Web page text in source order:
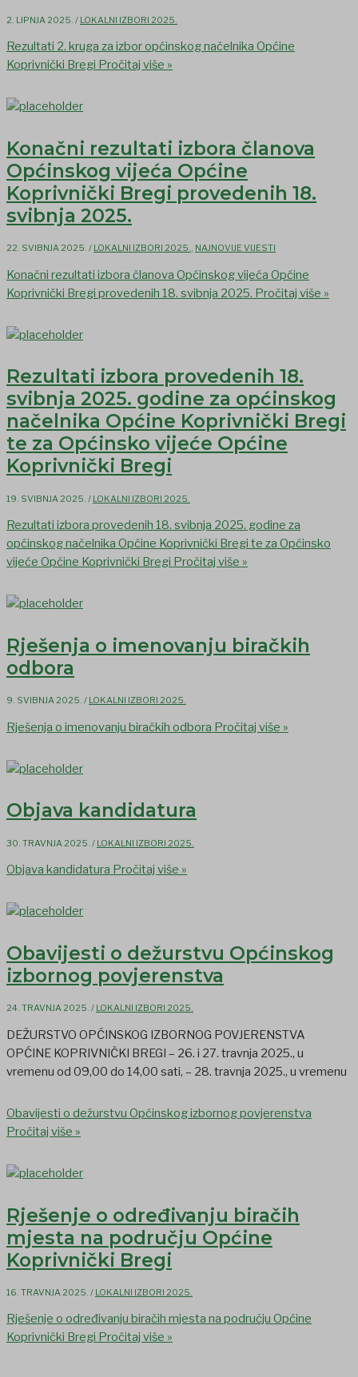
2. LIPNJA 2025. / LOKALNI IZBORI 2025.
Rezultati 2. kruga za izbor općinskog načelnika Općine
Koprivnički Bregi Pročitaj više »
Konačni rezultati izbora članova
Općinskog vijeća Općine
Koprivnički Bregi provedenih 18.
svibnja 2025.
22. SVIBNJA 2025. / LOKALNI IZBORI 2025., NAJNOVIJE VIJESTI
Konačni rezultati izbora članova Općinskog vijeća Općine
Koprivnički Bregi provedenih 18. svibnja 2025. Pročitaj više »
Rezultati izbora provedenih 18.
svibnja 2025. godine za općinskog
načelnika Općine Koprivnički Bregi
te za Općinsko vijeće Općine
Koprivnički Bregi
19. SVIBNJA 2025. / LOKALNI IZBORI 2025.
Rezultati izbora provedenih 18. svibnja 2025. godine za
općinskog načelnika Općine Koprivnički Bregi te za Općinsko
vijeće Općine Koprivnički Bregi Pročitaj više »
Rješenja o imenovanju biračkih
odbora
9. SVIBNJA 2025. / LOKALNI IZBORI 2025.
Rješenja o imenovanju biračkih odbora Pročitaj više »
Objava kandidatura
30. TRAVNJA 2025. / LOKALNI IZBORI 2025.
Objava kandidatura Pročitaj više »
Obavijesti o dežurstvu Općinskog
izbornog povjerenstva
24. TRAVNJA 2025. / LOKALNI IZBORI 2025.
DEŽURSTVO OPĆINSKOG IZBORNOG POVJERENSTVA
OPĆINE KOPRIVNIČKI BREGI – 26. i 27. travnja 2025., u
vremenu od 09,00 do 14,00 sati, – 28. travnja 2025., u vremenu
Obavijesti o dežurstvu Općinskog izbornog povjerenstva
Pročitaj više »
Rješenje o određivanju biračih
mjesta na području Općine
Koprivnički Bregi
16. TRAVNJA 2025. / LOKALNI IZBORI 2025.
Rješenje o određivanju biračih mjesta na području Općine
Koprivnički Bregi Pročitaj više »